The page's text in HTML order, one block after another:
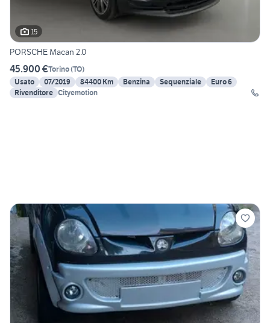
15
PORSCHE Macan 2.0
45.900 €Torino(TO)
Usato
07/2019 84400 Km Benzina Sequenziale
Euro 6
Rivenditore Cityemotion